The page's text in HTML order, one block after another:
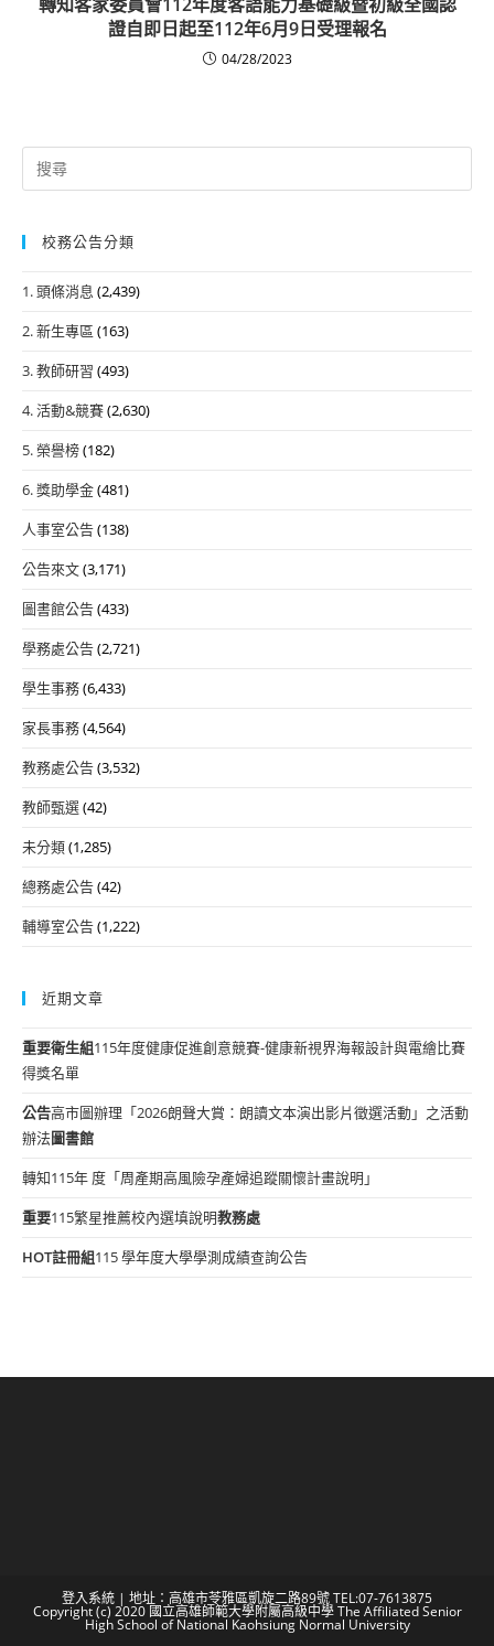
證自即日起至112年6月9日受理報名
04/28/2023
Search
for:
校務公告分類
1. 頭條消息 (2,439)
2. 新生專區 (163)
3. 教師研習 (493)
4. 活動&競賽(2,630)
5. 榮譽榜(182)
6. 獎助學金(481)
人事室公告(138)
公告來文(3,171)
圖書館公告(433)
學務處公告(2,721)
學生事務(6,433)
家長事務(4,564)
教務處公告(3,532)
教師甄選(42)
未分類(1,285)
總務處公告(42)
輔導室公告(1,222)
近期文章
重要衛生組115年度健康促進創意競賽-健康新視界海報設計與電繪比賽
得獎名單
公告高市圖辦理「2026朗聲大賞：朗讀文本演出影片徵選活動」之活動
辦法圖書館
轉知115年 度「周產期高風險孕產婦追蹤關懷計畫說明」
重要115繁星推薦校內選填說明教務處
HOT註冊組115 學年度大學學測成績查詢公告
登入系統 | 地址：高雄市苓雅區凱旋二路89號 TEL:07-7613875
Copyright (c) 2020 國立高雄師範大學附屬高級中學 The Affiliated Senior
High School of National Kaohsiung Normal University